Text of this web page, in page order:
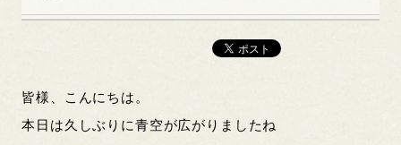
皆様、こんにちは。
本日は久しぶりに青空が広がりましたね